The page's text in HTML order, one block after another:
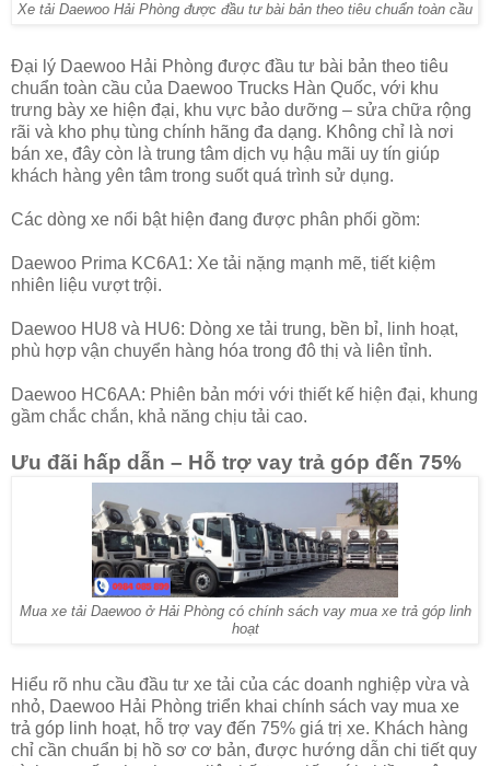
Xe tải Daewoo Hải Phòng được đầu tư bài bản theo tiêu chuẩn toàn cầu
Đại lý Daewoo Hải Phòng được đầu tư bài bản theo tiêu
chuẩn toàn cầu của Daewoo Trucks Hàn Quốc, với khu
trưng bày xe hiện đại, khu vực bảo dưỡng – sửa chữa rộng
rãi và kho phụ tùng chính hãng đa dạng. Không chỉ là nơi
bán xe, đây còn là trung tâm dịch vụ hậu mãi uy tín giúp
khách hàng yên tâm trong suốt quá trình sử dụng.
Các dòng xe nổi bật hiện đang được phân phối gồm:
Daewoo Prima KC6A1: Xe tải nặng mạnh mẽ, tiết kiệm
nhiên liệu vượt trội.
Daewoo HU8 và HU6: Dòng xe tải trung, bền bỉ, linh hoạt,
phù hợp vận chuyển hàng hóa trong đô thị và liên tỉnh.
Daewoo HC6AA: Phiên bản mới với thiết kế hiện đại, khung
gầm chắc chắn, khả năng chịu tải cao.
Ưu đãi hấp dẫn – Hỗ trợ vay trả góp đến 75%
Mua xe tải Daewoo ở Hải Phòng có chính sách vay mua xe trả góp linh
hoạt
Hiểu rõ nhu cầu đầu tư xe tải của các doanh nghiệp vừa và
nhỏ, Daewoo Hải Phòng triển khai chính sách vay mua xe
trả góp linh hoạt, hỗ trợ vay đến 75% giá trị xe. Khách hàng
chỉ cần chuẩn bị hồ sơ cơ bản, được hướng dẫn chi tiết quy